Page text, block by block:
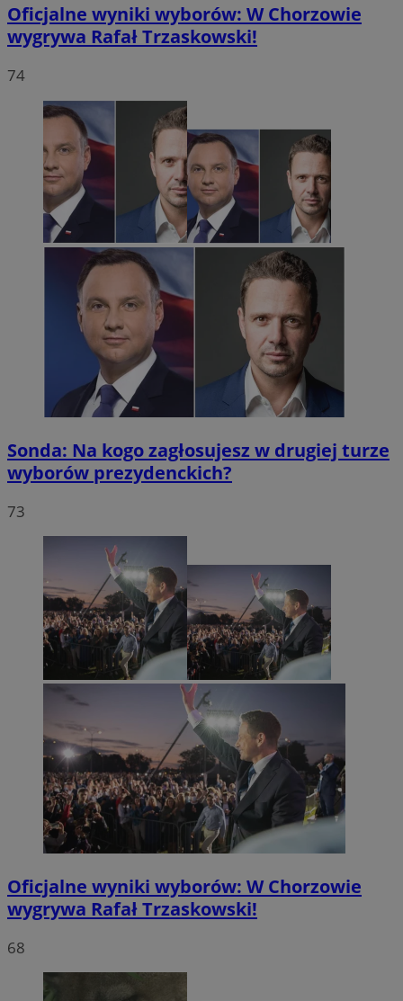
Oficjalne wyniki wyborów: W Chorzowie
wygrywa Rafał Trzaskowski!
74
Sonda: Na kogo zagłosujesz w drugiej turze
wyborów prezydenckich?
73
Oficjalne wyniki wyborów: W Chorzowie
wygrywa Rafał Trzaskowski!
68